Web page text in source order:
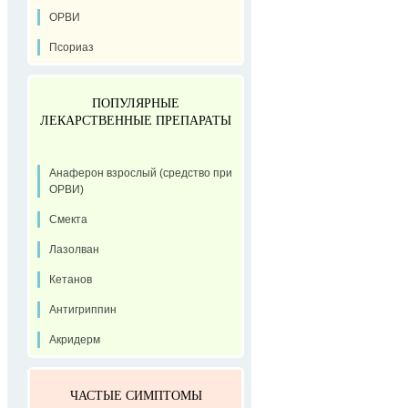
ОРВИ
Псориаз
ПОПУЛЯРНЫЕ
ЛЕКАРСТВЕННЫЕ ПРЕПАРАТЫ
Анаферон взрослый (средство при
ОРВИ)
Смекта
Лазолван
Кетанов
Антигриппин
Акридерм
ЧАСТЫЕ СИМПТОМЫ